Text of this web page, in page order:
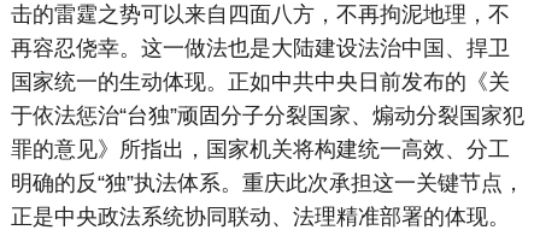
击的雷霆之势可以来自四面八方，不再拘泥地理，不
再容忍侥幸。这一做法也是大陆建设法治中国、捍卫
国家统一的生动体现。正如中共中央日前发布的《关
于依法惩治“台独”顽固分子分裂国家、煽动分裂国家犯
罪的意见》所指出，国家机关将构建统一高效、分工
明确的反“独”执法体系。重庆此次承担这一关键节点，
正是中央政法系统协同联动、法理精准部署的体现。